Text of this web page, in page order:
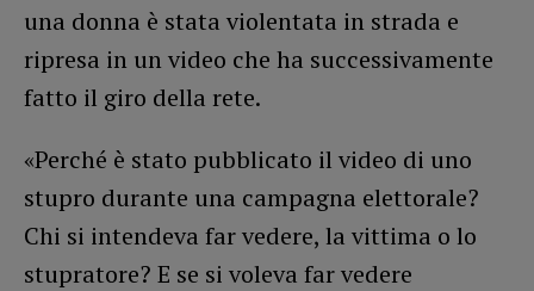
una donna è stata violentata in strada e
ripresa in un video che ha successivamente
fatto il giro della rete.
«Perché è stato pubblicato il video di uno
stupro durante una campagna elettorale?
Chi si intendeva far vedere, la vittima o lo
stupratore? E se si voleva far vedere